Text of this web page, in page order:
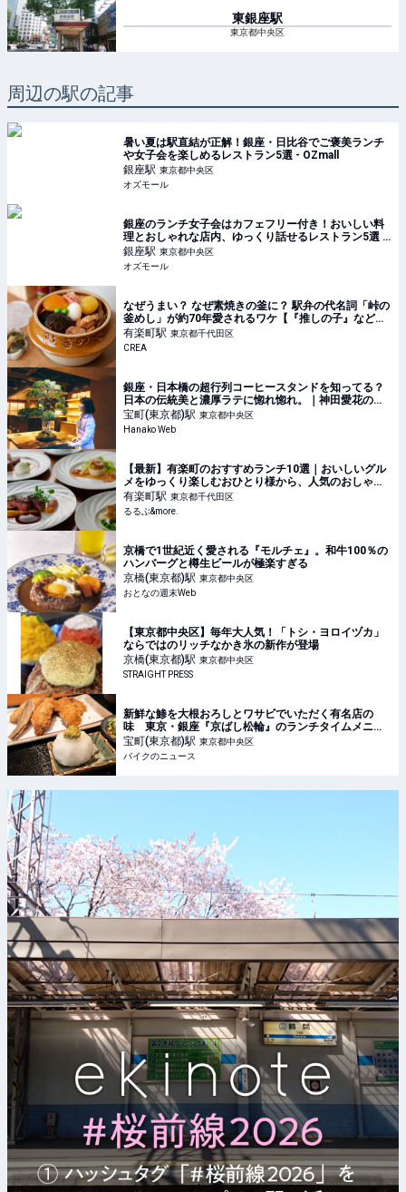
東銀座駅
東京都中央区
周辺の駅の記事
暑い夏は駅直結が正解！銀座・日比谷でご褒美ランチ
や女子会を楽しめるレストラン5選 - OZmall
銀座駅 東京都中央区
オズモール
銀座のランチ女子会はカフェフリー付き！おいしい料
理とおしゃれな店内、ゆっくり話せるレストラン5選 -
OZmall
銀座駅 東京都中央区
オズモール
なぜうまい？ なぜ素焼きの釜に？ 駅弁の代名詞「峠の
釜めし」が約70年愛されるワケ【『推しの子』などア
ニメコラボも！】
有楽町駅 東京都千代田区
CREA
銀座・日本橋の超行列コーヒースタンドを知ってる？
日本の伝統美と濃厚ラテに惚れ惚れ。｜神田愛花の
「間違いない街、銀座。」第15回
宝町(東京都)駅 東京都中央区
Hanako Web
【最新】有楽町のおすすめランチ10選｜おいしいグル
メをゆっくり楽しむおひとり様から、人気のおしゃれ
デートまで！｜るるぶ&more.
有楽町駅 東京都千代田区
るるぶ&more.
京橋で1世紀近く愛される『モルチェ』。和牛100％の
ハンバーグと樽生ビールが極楽すぎる
京橋(東京都)駅 東京都中央区
おとなの週末Web
【東京都中央区】毎年大人気！「トシ・ヨロイヅカ」
ならではのリッチなかき氷の新作が登場
京橋(東京都)駅 東京都中央区
STRAIGHT PRESS
新鮮な鯵を大根おろしとワサビでいただく有名店の
味 東京・銀座『京ばし松輪』のランチタイムメニュ
ーは一択!! 美味しいアジフライを求めて走る旅
宝町(東京都)駅 東京都中央区
バイクのニュース